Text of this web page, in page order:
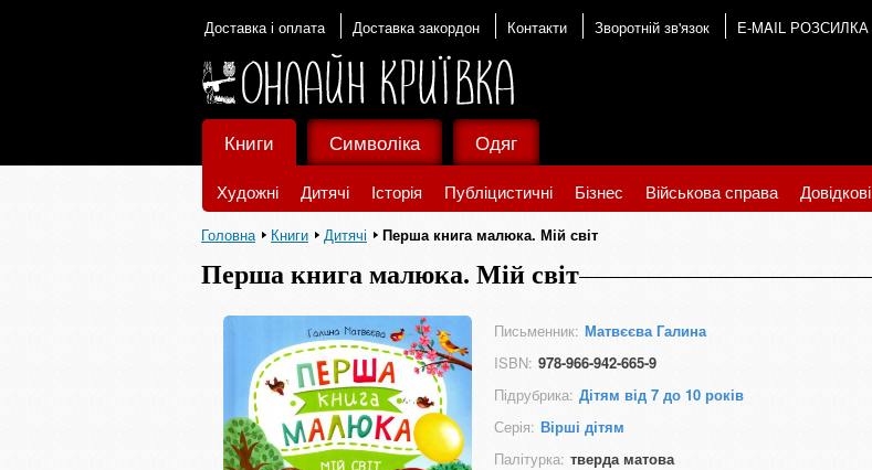
Доставка і оплата Доставка закордон Контакти Зворотній зв'язок E-MAIL РОЗСИЛКА
Книги
Художні Дитячі Історія Публіцистичні Бізнес Військова справа Довідкові
Символіка Одяг
Головна Книги Дитячі Перша книга малюка. Мій світ
Перша книга малюка. Мій світ
Письменник: Матвєєва Галина
ISBN: 978-966-942-665-9
Підрубрика: Дітям від 7 до 10 років
Серія: Вірші дітям
Палітурка: тверда матова